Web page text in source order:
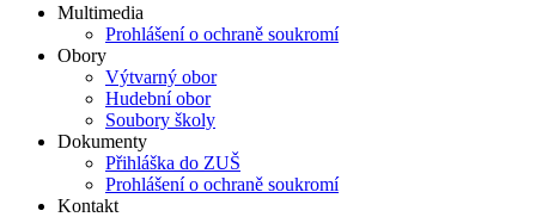
Multimedia
Prohlášení o ochraně soukromí
Obory
Výtvarný obor
Hudební obor
Soubory školy
Dokumenty
Přihláška do ZUŠ
Prohlášení o ochraně soukromí
Kontakt